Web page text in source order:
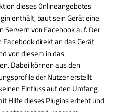
dieses Onlineangebotes
enthält, baut sein Gerät eine
Servern von Facebook auf. Der
direkt an das Gerät
von diesem in das
Dabei können aus den
der Nutzer erstellt
Einfluss auf den Umfang
Hilfe dieses Plugins erhebt und